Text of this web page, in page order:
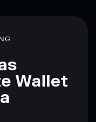
Wallet